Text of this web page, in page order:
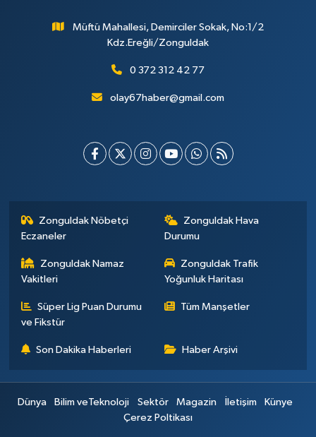
Müftü Mahallesi, Demirciler Sokak, No:1/2
Kdz.Ereğli/Zonguldak
0 372 312 42 77
olay67haber@gmail.com
Zonguldak Nöbetçi
Eczaneler
Zonguldak Hava
Durumu
Zonguldak Namaz
Vakitleri
Zonguldak Trafik
Yoğunluk Haritası
Süper Lig Puan Durumu
ve Fikstür
Tüm Manşetler
Son Dakika Haberleri Haber Arşivi
Dünya Bilim veTeknoloji Sektör Magazin İletişim
Künye
Çerez Poltikası